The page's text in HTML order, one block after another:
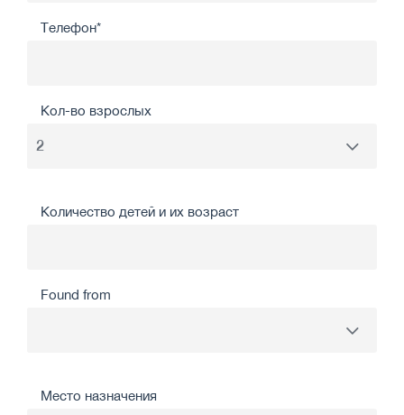
Телефон*
Кол-во взрослых
Количество детей и их возраст
Found from
Место назначения